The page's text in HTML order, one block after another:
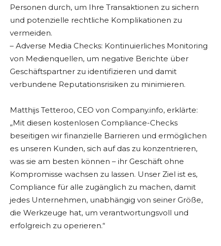
Personen durch, um Ihre Transaktionen zu sichern
und potenzielle rechtliche Komplikationen zu
vermeiden.
– Adverse Media Checks: Kontinuierliches Monitoring
von Medienquellen, um negative Berichte über
Geschäftspartner zu identifizieren und damit
verbundene Reputationsrisiken zu minimieren.
Matthijs Tetteroo, CEO von Company.info, erklärte:
„Mit diesen kostenlosen Compliance-Checks
beseitigen wir finanzielle Barrieren und ermöglichen
es unseren Kunden, sich auf das zu konzentrieren,
was sie am besten können – ihr Geschäft ohne
Kompromisse wachsen zu lassen. Unser Ziel ist es,
Compliance für alle zugänglich zu machen, damit
jedes Unternehmen, unabhängig von seiner Größe,
die Werkzeuge hat, um verantwortungsvoll und
erfolgreich zu operieren.“